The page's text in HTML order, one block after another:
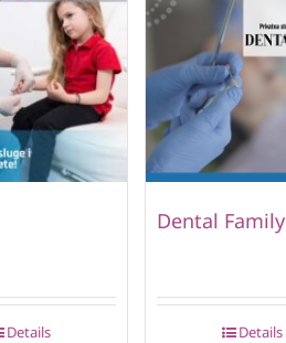
Details
Dental Family
Details